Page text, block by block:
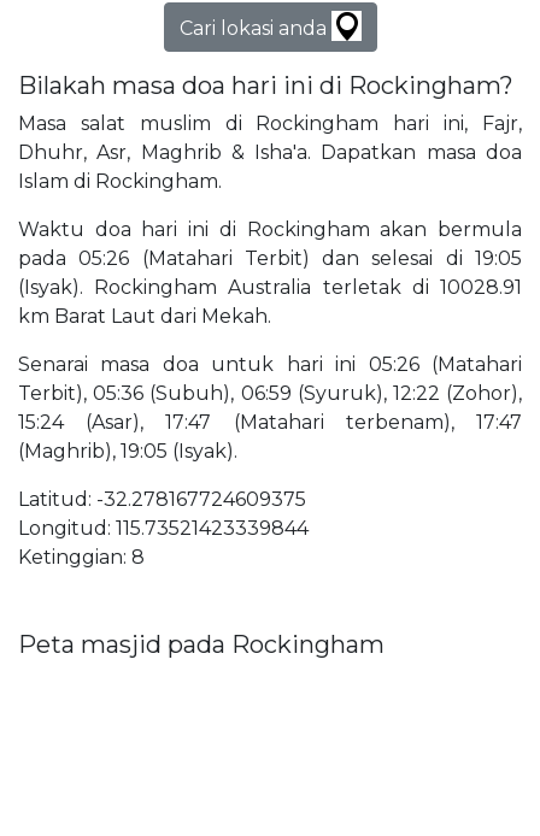
Cari lokasi anda
Bilakah masa doa hari ini di Rockingham?
Masa salat muslim di Rockingham hari ini, Fajr,
Dhuhr, Asr, Maghrib & Isha'a. Dapatkan masa doa
Islam di Rockingham.
Waktu doa hari ini di Rockingham akan bermula
pada 05:26 (Matahari Terbit) dan selesai di 19:05
(Isyak). Rockingham Australia terletak di 10028.91
km Barat Laut dari Mekah.
Senarai masa doa untuk hari ini 05:26 (Matahari
Terbit), 05:36 (Subuh), 06:59 (Syuruk), 12:22 (Zohor),
15:24 (Asar), 17:47 (Matahari terbenam), 17:47
(Maghrib), 19:05 (Isyak).
Latitud: -32.278167724609375
Longitud: 115.73521423339844
Ketinggian: 8
Peta masjid pada Rockingham